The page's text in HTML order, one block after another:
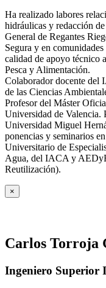
Ha realizado labores
hidráulicas y redacción
General de Regantes
Segura y en
calidad de apoyo técnico
Pesca y Alimentación.
Colaborador docente
de las Ciencias
Profesor del Máster
Universidad de Valencia.
Universidad Miguel
ponencias y seminarios
Universitario de
Agua, del IACA y
Reutilización).
×
Carlos Torroja
Ingeniero Superior